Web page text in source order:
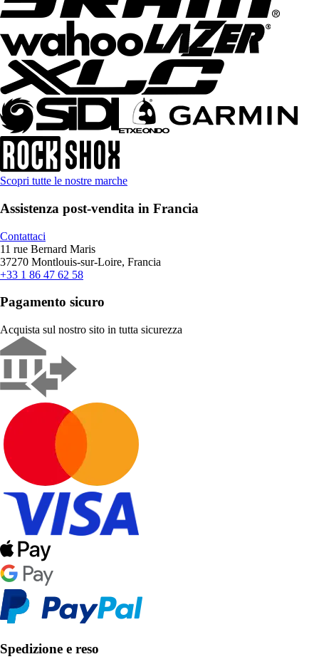
Scopri tutte le nostre marche
Assistenza post-vendita in Francia
Contattaci
11 rue Bernard Maris
37270 Montlouis-sur-Loire, Francia
+33 1 86 47 62 58
Pagamento sicuro
Acquista sul nostro sito in tutta sicurezza
Spedizione e reso